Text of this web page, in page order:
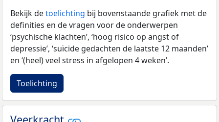
Bekijk detoelichting bij bovenstaande grafiek met de
definities en de vragen voor de onderwerpen
‘psychische klachten’, ‘hoog risico op angst of
depressie’, ‘suïcide gedachten de laatste 12 maanden’
en ‘(heel) veel stress in afgelopen 4 weken’.
Toelichting